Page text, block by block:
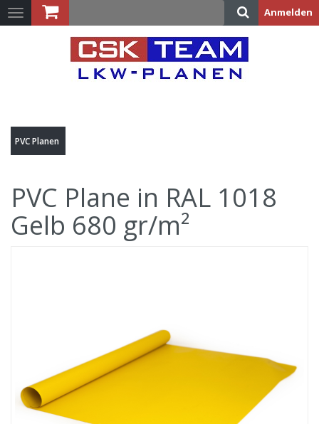
Anmelden
Warenkorb:
Toggle
navigation
PVC Planen
PVC Plane in RAL 1018
Gelb 680 gr/m²